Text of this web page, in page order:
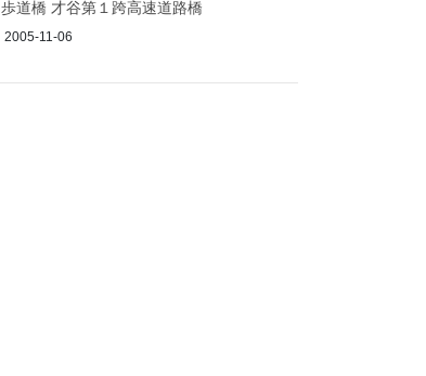
歩道橋 才谷第１跨高速道路橋
2005-11-06